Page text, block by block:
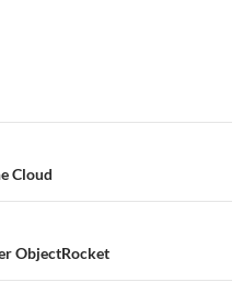
Cloud
ObjectRocket